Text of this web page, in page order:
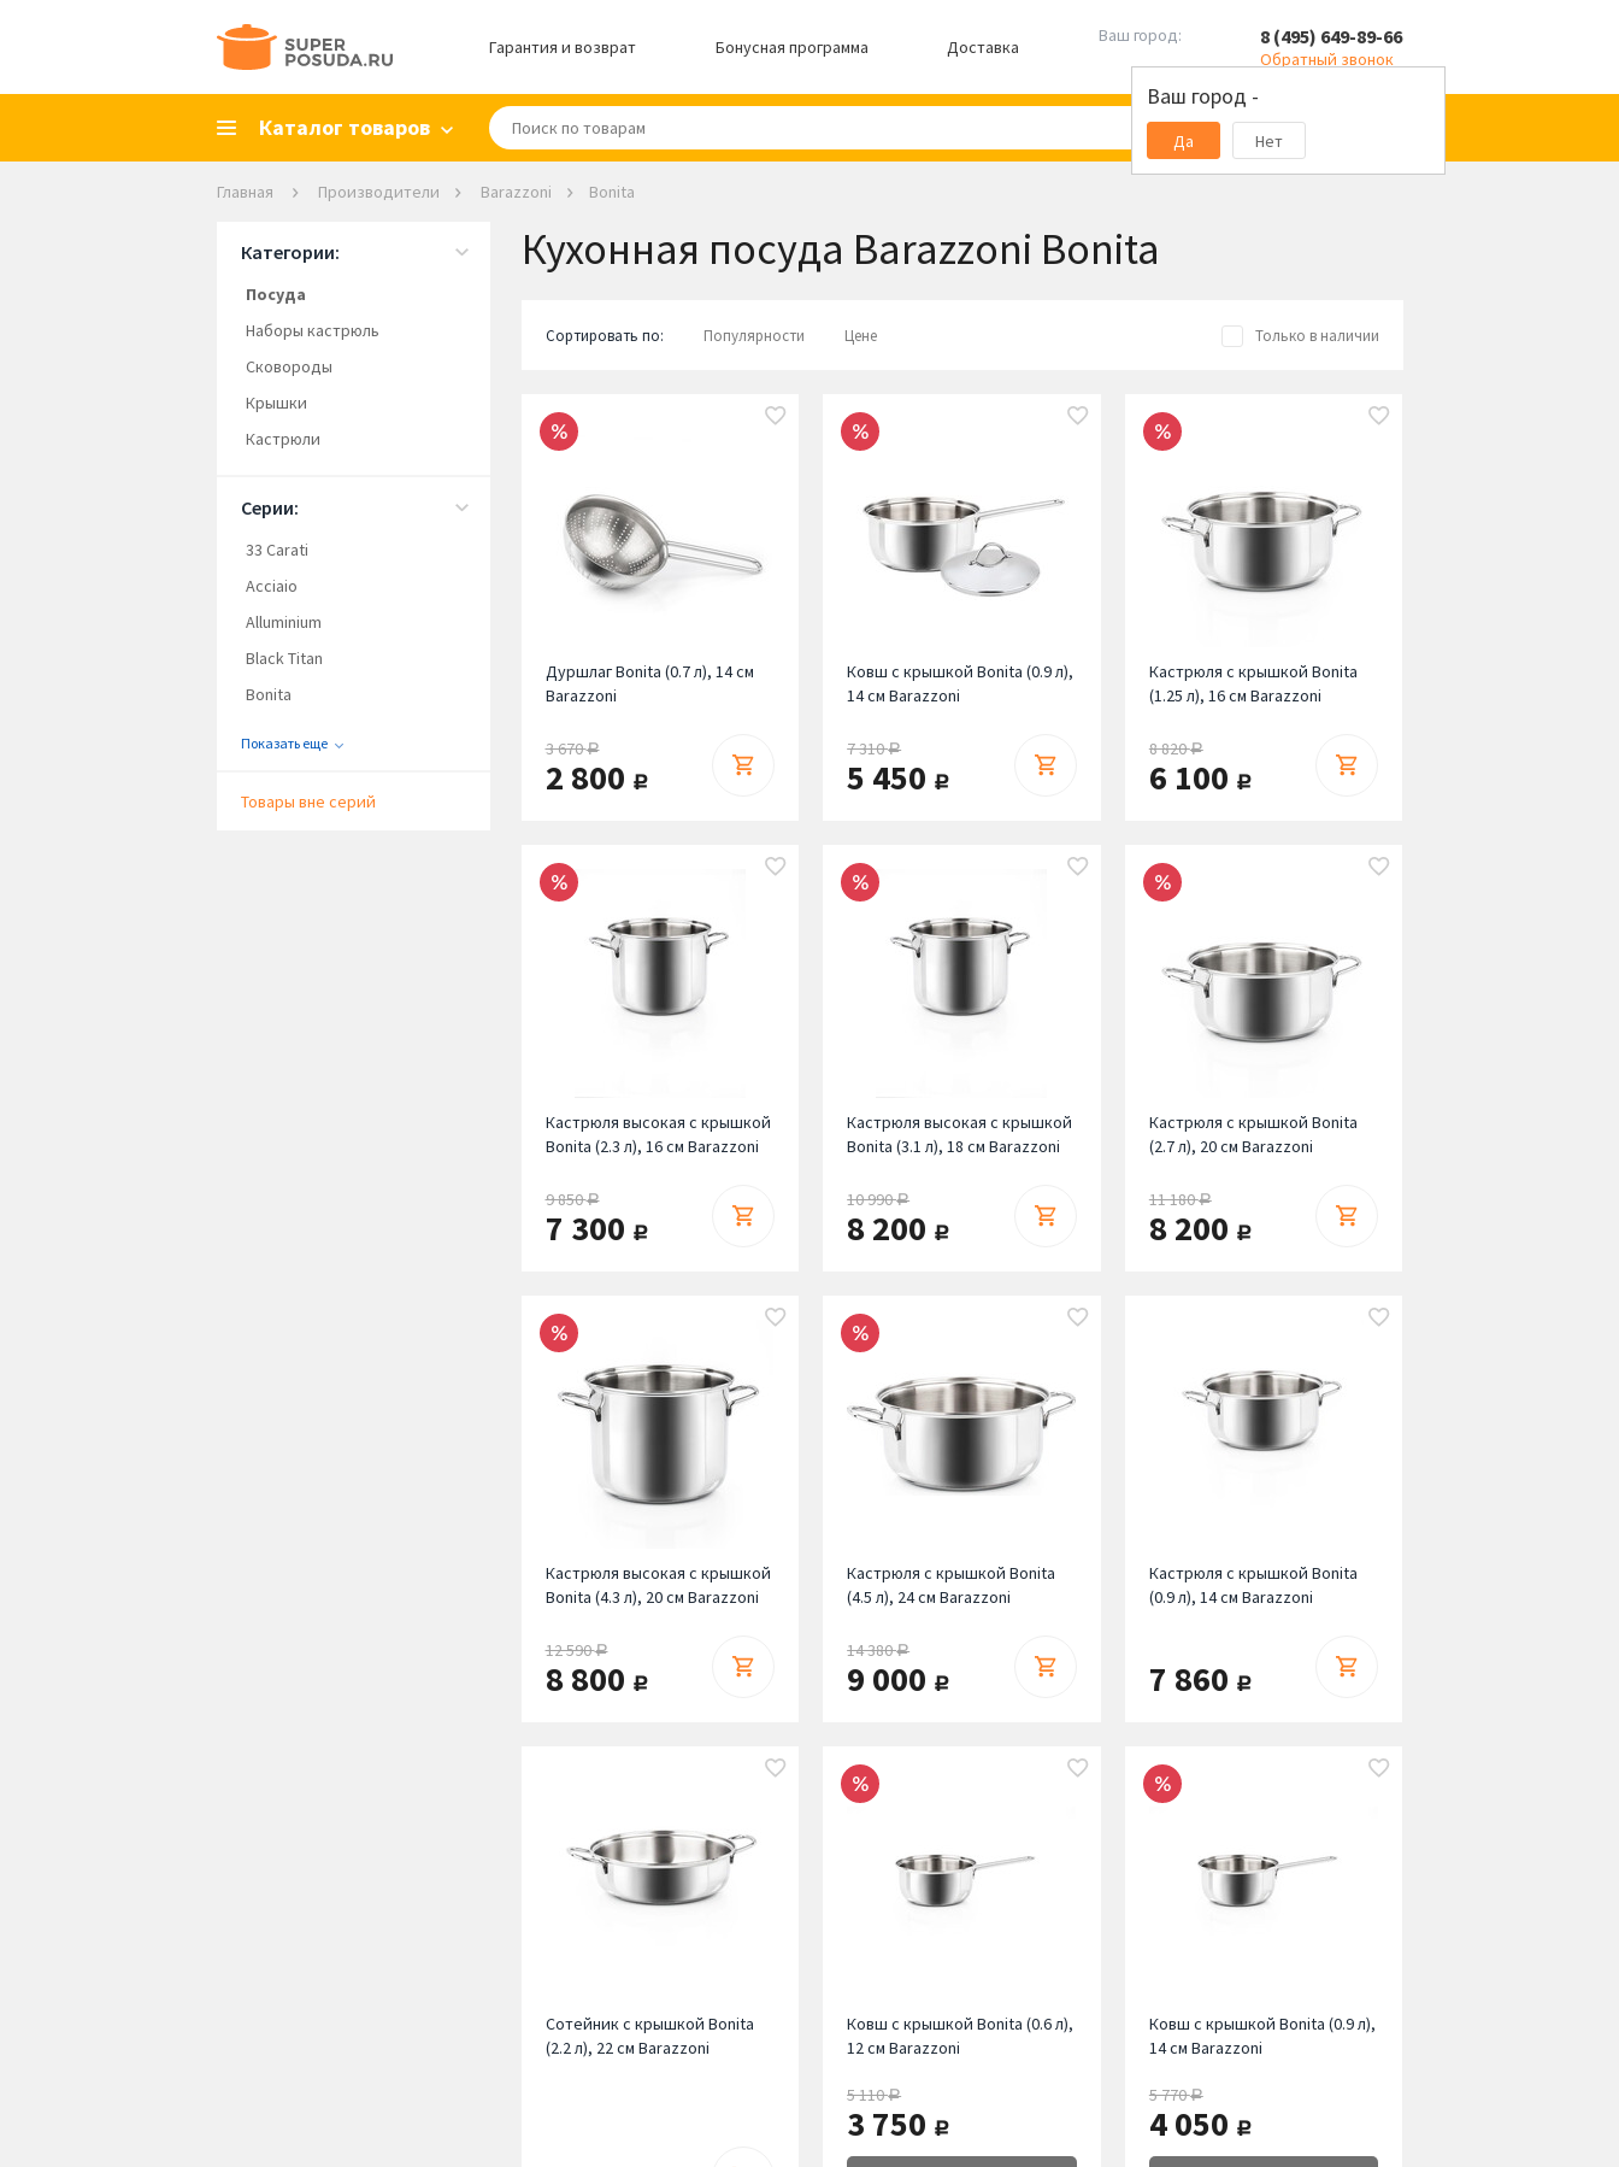
Гарантия и возврат Бонусная программа Доставка
Ваш город:
Ваш город -
Да Нет
8 (495) 649-89-66
Обратный звонок
Каталог товаров
Главная Производители Barazzoni Bonita
Кухонная посуда Barazzoni Bonita
Сортировать по: Популярности Цене Только в наличии
Дуршлаг Bonita (0.7 л), 14 см
Barazzoni
3 670руб.
2 800 руб.
Ковш с крышкой Bonita (0.9 л),
14 см Barazzoni
7 310руб.
5 450 руб.
Кастрюля с крышкой Bonita
(1.25 л), 16 см Barazzoni
8 820руб.
6 100 руб.
Кастрюля высокая с крышкой
Bonita (2.3 л), 16 см Barazzoni
9 850руб.
7 300 руб.
Кастрюля высокая с крышкой
Bonita (3.1 л), 18 см Barazzoni
10 990руб.
8 200 руб.
Кастрюля с крышкой Bonita
(2.7 л), 20 см Barazzoni
11 180руб.
8 200 руб.
Кастрюля высокая с крышкой
Bonita (4.3 л), 20 см Barazzoni
12 590руб.
8 800 руб.
Кастрюля с крышкой Bonita
(4.5 л), 24 см Barazzoni
14 380руб.
9 000 руб.
Кастрюля с крышкой Bonita
(0.9 л), 14 см Barazzoni
7 860 руб.
Сотейник с крышкой Bonita
(2.2 л), 22 см Barazzoni
Ковш с крышкой Bonita (0.6 л),
12 см Barazzoni
5 110руб.
3 750 руб.
Ковш с крышкой Bonita (0.9 л),
14 см Barazzoni
5 770руб.
4 050 руб.
Категории:
Посуда
Наборы кастрюль
Сковороды
Крышки
Кастрюли
Серии:
33 Carati
Acciaio
Alluminium
Black Titan
Bonita
Показать еще
Товары вне серий